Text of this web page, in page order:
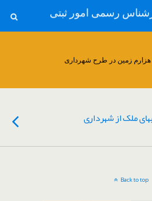
رسمی امور ثبتی
ملک از شهرداری
Back to top